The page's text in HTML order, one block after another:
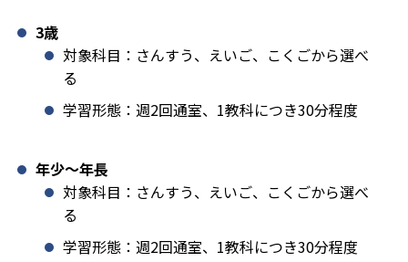
3歳
対象科目：さんすう、えいご、こくごから選べ
る
学習形態：週2回通室、1教科につき30分程度
年少〜年長
対象科目：さんすう、えいご、こくごから選べ
る
学習形態：週2回通室、1教科につき30分程度